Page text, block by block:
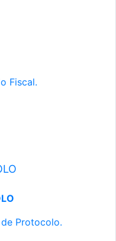
Fiscal.
Protocolo.